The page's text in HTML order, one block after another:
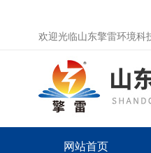
欢迎光临山东擎雷环境科
网站首页